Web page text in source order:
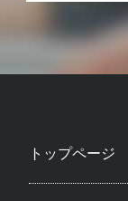
トップページ